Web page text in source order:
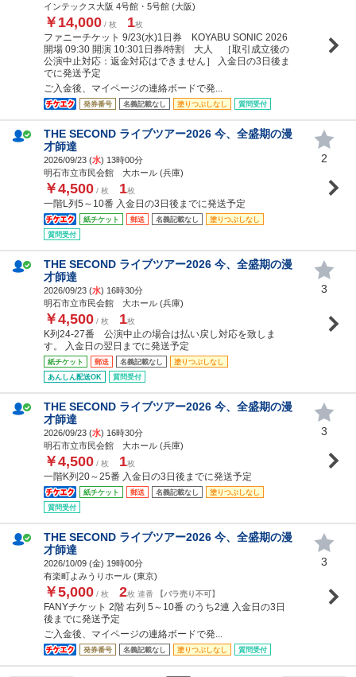
インテックス大阪 4号館・5号館 (大阪)
￥14,000 / 枚 1枚
ファニーチケット 9/23(水)1日券 KOYABU SONIC 2026
開場 09:30 開演 10:301日券/特割 大人 ［取引成立後の
公演中止対応：返金対応はできません］ 入金日の3日後ま
でに発送予定
ご入金後、マイページの連絡ボードで発...
発券番号 名義記載なし 塗りつぶしなし 質問受付
THE SECOND ライブツアー2026 今、全盛期の漫
才師達
2026/09/23 (水) 13時00分
明石市立市民会館 大ホール (兵庫)
￥4,500 / 枚 1枚
一階L列5～10番 入金日の3日後までに発送予定
紙チケット 郵送 名義記載なし
塗りつぶしなし
質問受付
2
THE SECOND ライブツアー2026 今、全盛期の漫
才師達
2026/09/23 (水) 16時30分
明石市立市民会館 大ホール (兵庫)
￥4,500 / 枚 1枚
K列24-27番 公演中止の場合は払い戻し対応を致しま
す。 入金日の翌日までに発送予定
紙チケット 郵送 名義記載なし
塗りつぶしなし
あんしん配送OK
質問受付
3
THE SECOND ライブツアー2026 今、全盛期の漫
才師達
2026/09/23 (水) 16時30分
明石市立市民会館 大ホール (兵庫)
￥4,500 / 枚 1枚
一階K列20～25番 入金日の3日後までに発送予定
紙チケット 郵送 名義記載なし
塗りつぶしなし
質問受付
3
THE SECOND ライブツアー2026 今、全盛期の漫
才師達
2026/10/09 (金) 19時00分
有楽町よみうりホール (東京)
￥5,000 / 枚 2枚 連番 【バラ売り不可】
FANYチケット 2階 右列 5～10番 のうち2連 入金日の3日
後までに発送予定
ご入金後、マイページの連絡ボードで発...
発券番号 名義記載なし 塗りつぶしなし 質問受付
3